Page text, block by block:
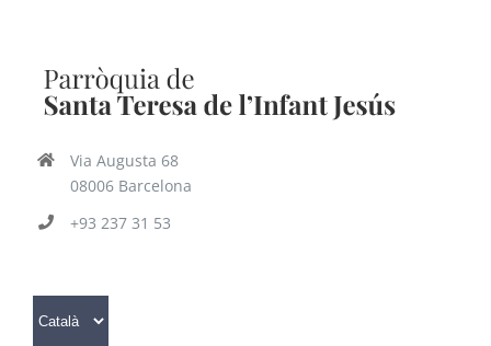
Via Augusta 68
08006 Barcelona
+93 237 31 53
Trieu